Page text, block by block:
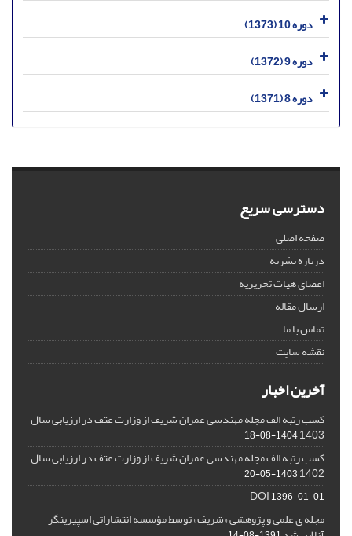
دوره 10 (1373)
دوره 9 (1372)
دوره 8 (1371)
دسترسی سریع
صفحه اصلی
درباره نشریه
اعضای هیات تحریریه
ارسال مقاله
تماس با ما
نقشه سایت
آخرین اخبار
کسب رتبه الف مجله مهندسی عمران شریف از وزارت عتف در ارزیابی سال
1403
1404-08-18
کسب رتبه الف مجله مهندسی عمران شریف از وزارت عتف در ارزیابی سال
1402
1403-05-20
DOI1396-01-01
مجله ی علمی و پژوهشی «شریف» توسط مؤسسه انتشاراتی اسپیرینگر